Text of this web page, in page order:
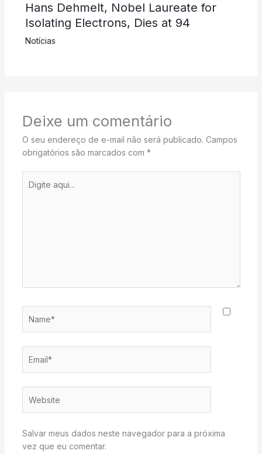
Hans Dehmelt, Nobel Laureate for
Isolating Electrons, Dies at 94
Notícias
Deixe um comentário
O seu endereço de e-mail não será publicado. Campos
obrigatórios são marcados com *
aqui...
Salvar meus dados neste navegador para a próxima
vez que eu comentar.